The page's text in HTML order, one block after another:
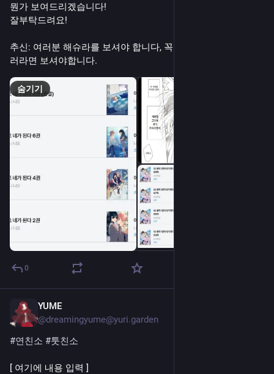
뭔가 보여드리겠습니다!
잘부탁드려요!
추신: 여러분 해슈라를 보셔야 합니다, 꼭 보셔야 합니다. 백합
러라면 보셔야합니다.
숨기기
0
YUME
@dreamingyume@yuri.garden
#연친소 #툿친소
[ 여기에 내용 입력 ]